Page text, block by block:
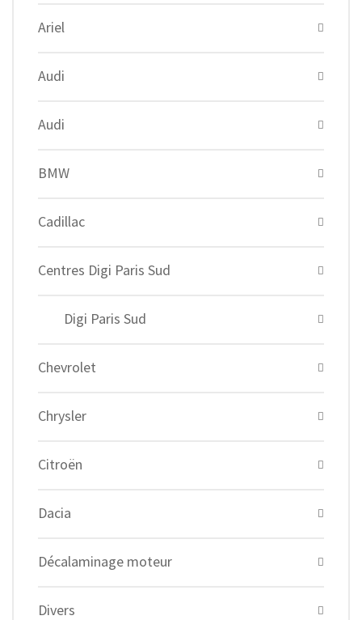
Ariel
Audi
Audi
BMW
Cadillac
Centres Digi Paris Sud
Digi Paris Sud
Chevrolet
Chrysler
Citroën
Dacia
Décalaminage moteur
Divers